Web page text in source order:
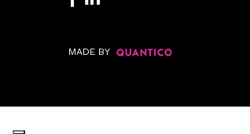
MADE BY